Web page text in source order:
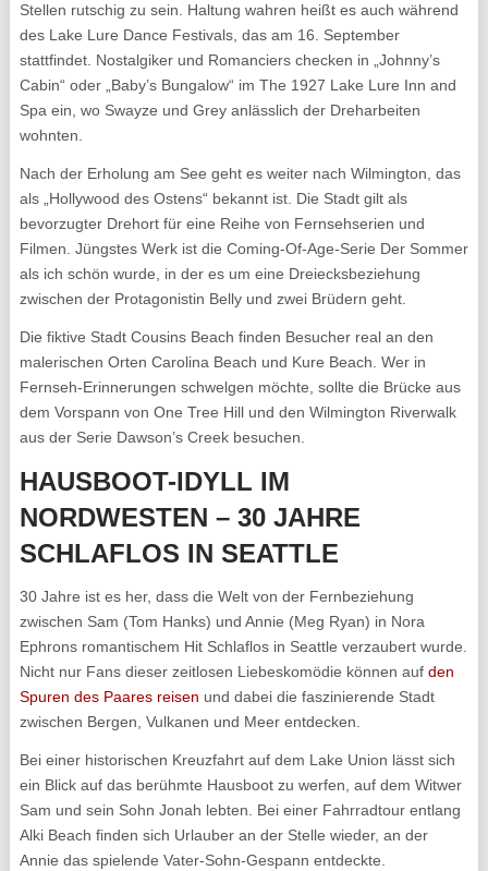
Stellen rutschig zu sein. Haltung wahren heißt es auch während
des Lake Lure Dance Festivals, das am 16. September
stattfindet. Nostalgiker und Romanciers checken in „Johnny’s
Cabin“ oder „Baby’s Bungalow“ im The 1927 Lake Lure Inn and
Spa ein, wo Swayze und Grey anlässlich der Dreharbeiten
wohnten.
Nach der Erholung am See geht es weiter nach Wilmington, das
als „Hollywood des Ostens“ bekannt ist. Die Stadt gilt als
bevorzugter Drehort für eine Reihe von Fernsehserien und
Filmen. Jüngstes Werk ist die Coming-Of-Age-Serie Der Sommer
als ich schön wurde, in der es um eine Dreiecksbeziehung
zwischen der Protagonistin Belly und zwei Brüdern geht.
Die fiktive Stadt Cousins Beach finden Besucher real an den
malerischen Orten Carolina Beach und Kure Beach. Wer in
Fernseh-Erinnerungen schwelgen möchte, sollte die Brücke aus
dem Vorspann von One Tree Hill und den Wilmington Riverwalk
aus der Serie Dawson’s Creek besuchen.
HAUSBOOT-IDYLL IM
NORDWESTEN – 30 JAHRE
SCHLAFLOS IN SEATTLE
30 Jahre ist es her, dass die Welt von der Fernbeziehung
zwischen Sam (Tom Hanks) und Annie (Meg Ryan) in Nora
Ephrons romantischem Hit Schlaflos in Seattle verzaubert wurde.
Nicht nur Fans dieser zeitlosen Liebeskomödie können auf den
Spuren des Paares reisen und dabei die faszinierende Stadt
zwischen Bergen, Vulkanen und Meer entdecken.
Bei einer historischen Kreuzfahrt auf dem Lake Union lässt sich
ein Blick auf das berühmte Hausboot zu werfen, auf dem Witwer
Sam und sein Sohn Jonah lebten. Bei einer Fahrradtour entlang
Alki Beach finden sich Urlauber an der Stelle wieder, an der
Annie das spielende Vater-Sohn-Gespann entdeckte.